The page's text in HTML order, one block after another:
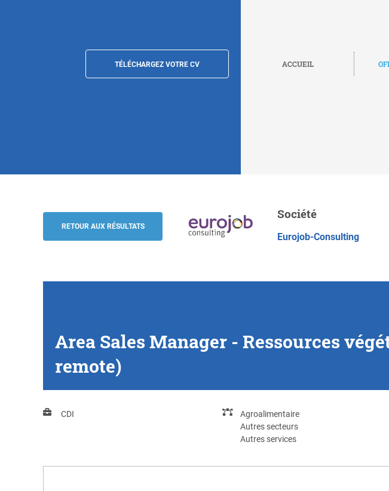
TÉLÉCHARGEZ VOTRE CV ACCUEIL
Area Sales Manager - Ressources végétales durables (h/f/d),
Allemagne (Full remote)
Eurojob-Consulting
RETOUR AUX RÉSULTATS
Société
Eurojob-Consulting
Area Sales Manager - Ressources
remote)
CDI
Agroalimentaire
Autres secteurs
Autres services